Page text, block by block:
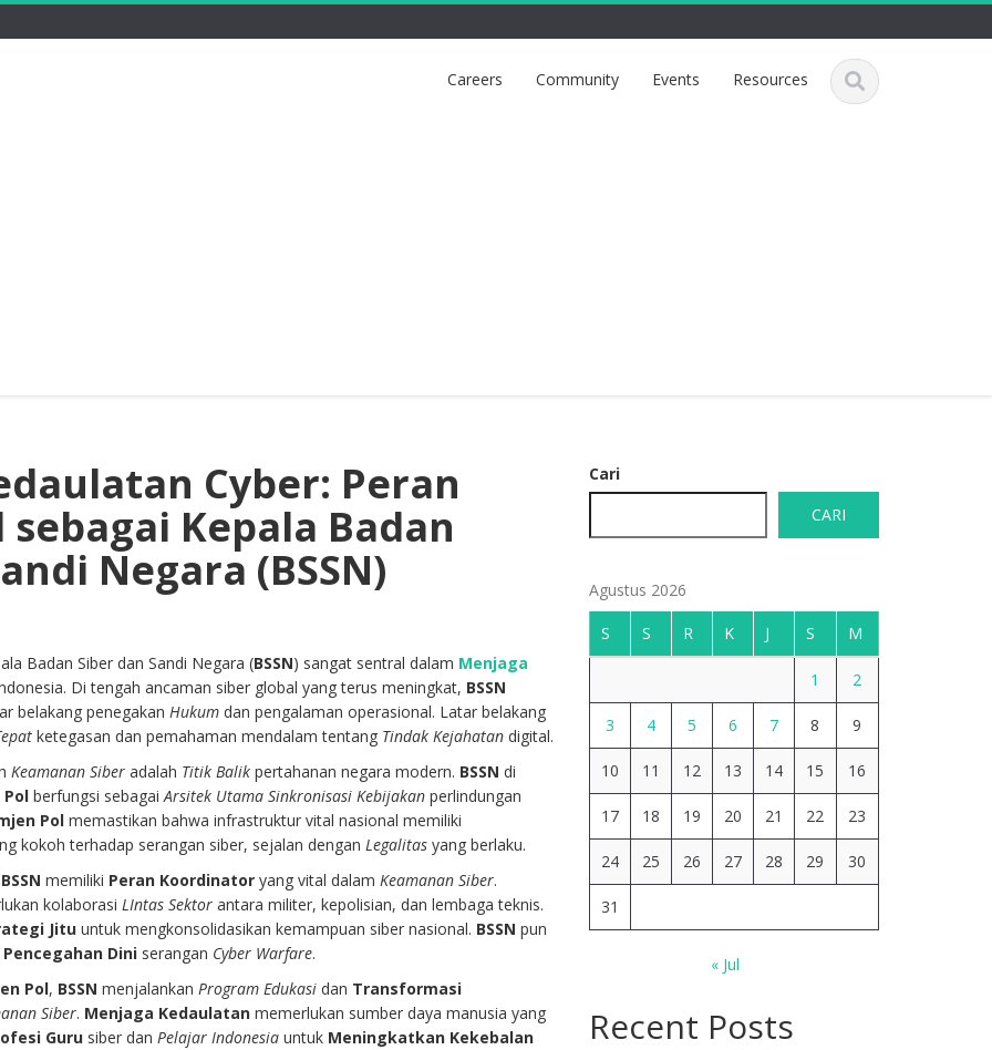
Careers Community Events Resources
Cyber: Peran
Kepala Badan
Negara (BSSN)
Badan Siber dan Sandi Negara (BSSN) sangat sentral dalam Menjaga
Di tengah ancaman siber global yang terus meningkat, BSSN
belakang penegakanHukum dan pengalaman operasional. Latar belakang
ketegasan dan pemahaman mendalam tentang Tindak Kejahatan digital.
Keamanan Siber adalah Titik Balik pertahanan negara modern. BSSN di
Pol berfungsi sebagaiArsitek Utama Sinkronisasi Kebijakan perlindungan
Pol memastikan bahwa infrastruktur vital nasional memiliki
kokoh terhadap serangan siber, sejalan denganLegalitas yang berlaku.
BSSN memiliki Peran Koordinator yang vital dalamKeamanan Siber.
kolaborasiLIntas Sektor antara militer, kepolisian, dan lembaga teknis.
Jitu untuk mengkonsolidasikan kemampuan siber nasional. BSSN pun
Pencegahan Dini serangan Cyber Warfare.
Pol, BSSN menjalankanProgram Edukasi dan Transformasi
Siber. Menjaga Kedaulatan memerlukan sumber daya manusia yang
Guru siber danPelajar Indonesia untuk Meningkatkan Kekebalan
Cari
CARI
Agustus 2026
S S R K J S M
1 2
3 4 5 6 7 8 9
10 11 12 13 14 15 16
17 18 19 20 21 22 23
24 25 26 27 28 29 30
31
« Jul
Recent Posts